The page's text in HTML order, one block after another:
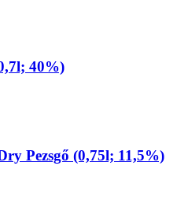
40%)
Pezsgő (0,75l; 11,5%)